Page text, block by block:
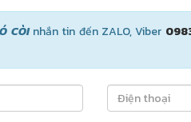
CÒInhắn tin đến ZALO, Viber